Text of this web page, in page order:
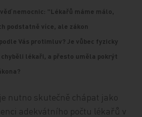
nemocnic: "Lékařů máme málo,
podstatně více, ale zákon
Vás protimluv? Je vůbec fyzicky
chyběli lékaři, a přesto uměla pokrýt
nutno skutečně chápat jako
adekvátního počtu lékařů v